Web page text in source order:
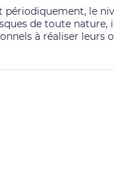
le
de toute
à réaliser